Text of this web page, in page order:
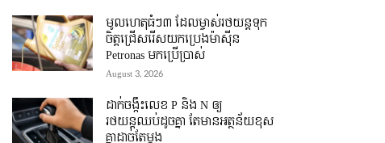
មូលហេតុធំៗ៣ ដែលម្ចាស់រថយន្តទុក
ចិត្តជ្រើសរើសយកប្រេងម៉ាស៊ីន
Petronas មកប្រើប្រាស់
August 3, 2026
ដាក់ចង្កឹះលេខ P និង N ឲ្យ
រថយន្តឈប់ដូចគ្នា តែមានអត្ថន័យខុស
គ្នាដាច់តែម្តង